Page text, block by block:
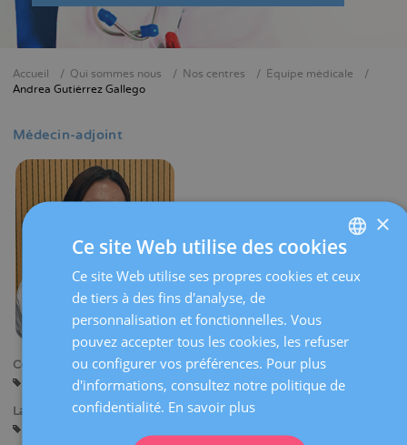
Fil
Accueil Qui sommes nous Nos centres
Équipe médicale
Andrea Gutiérrez Gallego
Médecin-adjoint
Centres:
Langues:
SPANISH
×
Ce site Web utilise des cookies
Ce site Web utilise ses propres cookies et ceux
de tiers à des fins d'analyse, de
personnalisation et fonctionnelles. Vous
pouvez accepter tous les cookies, les refuser
ou configurer vos préférences. Pour plus
d'informations, consultez notre politique de
confidentialité. En savoir plus